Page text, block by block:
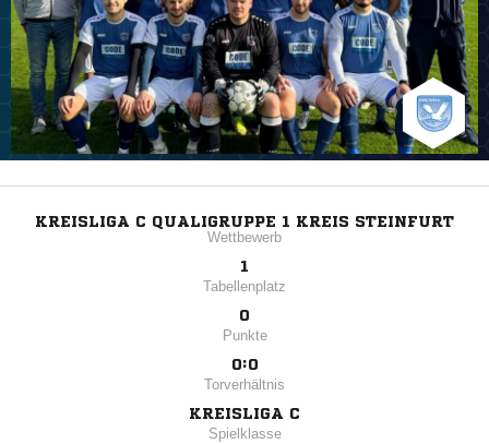
KREISLIGA C QUALIGRUPPE 1 KREIS STEINFURT
Wettbewerb
1
Tabellenplatz
0
Punkte
0:0
Torverhältnis
KREISLIGA C
Spielklasse